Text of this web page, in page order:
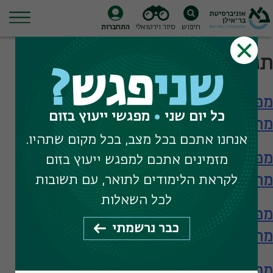
Skip
to
חיפוש סיור וירטואלי התחברות
תגית חיפוש: מחקר בייעוץ חינוכי
מפגש עם הפקולטה לחינוך – תארים
מתקדמים
מפגש עם הפקולטה לחינוך – תארים
מתקדמים
מפגש עם הפקולטה לחינוך – תארים
מתקדמים
שניפגש?
כל יום שני מפגשי ייעוץ בזום
אנחנו אתכם בכל מצב, בכל מקום שתהיו.
מזמינים אתכם למפגש ייעוץ בזום
לקראת הלימודים לתואר, עם תשובות
לכל השאלות
כבר נרשמתי